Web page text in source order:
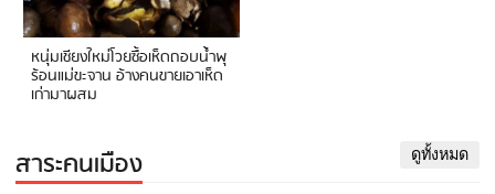
หนุ่มเชียงใหม่โวยซื้อเห็ดถอบน้ำพุ
ร้อนแม่ขะจาน อ้างคนขายเอาเห็ด
เก่ามาผสม
สาระคนเมือง ดูทั้งหมด